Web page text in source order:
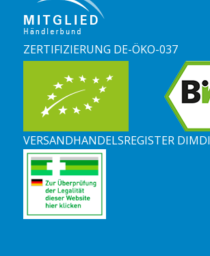
ZERTIFIZIERUNG DE-ÖKO-037
VERSANDHANDELSREGISTER DIMDI